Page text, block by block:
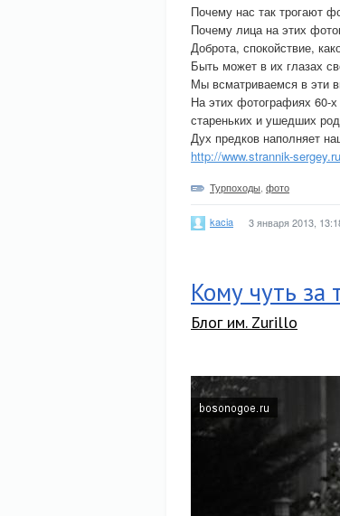
Почему нас так трогают
Почему лица на этих
Доброта, спокойствие,
Быть может в их глазах
Мы всматриваемся в эти
На этих фотографиях 60-
стареньких и ушедших
Дух предков наполняет
http://www.strannik-
Турпоходы фото
kacia 3 января 2013,
Кому чуть за
Блог им. Zurillo